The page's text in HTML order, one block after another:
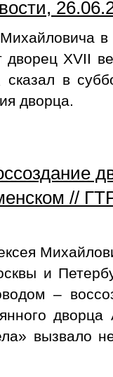
дворец XVII
сказал в
дворца.
//
и
–
вызвало